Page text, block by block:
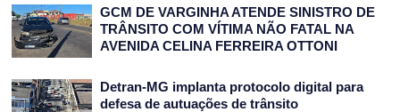
GCM DE VARGINHA ATENDE SINISTRO DE
TRÂNSITO COM VÍTIMA NÃO FATAL NA
AVENIDA CELINA FERREIRA OTTONI
Detran-MG implanta protocolo digital para
defesa de autuações de trânsito